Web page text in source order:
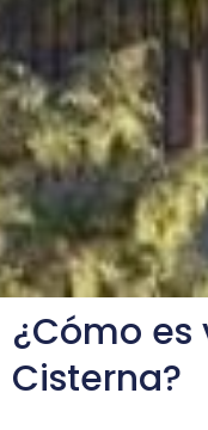
¿Cómo es
Cisterna?